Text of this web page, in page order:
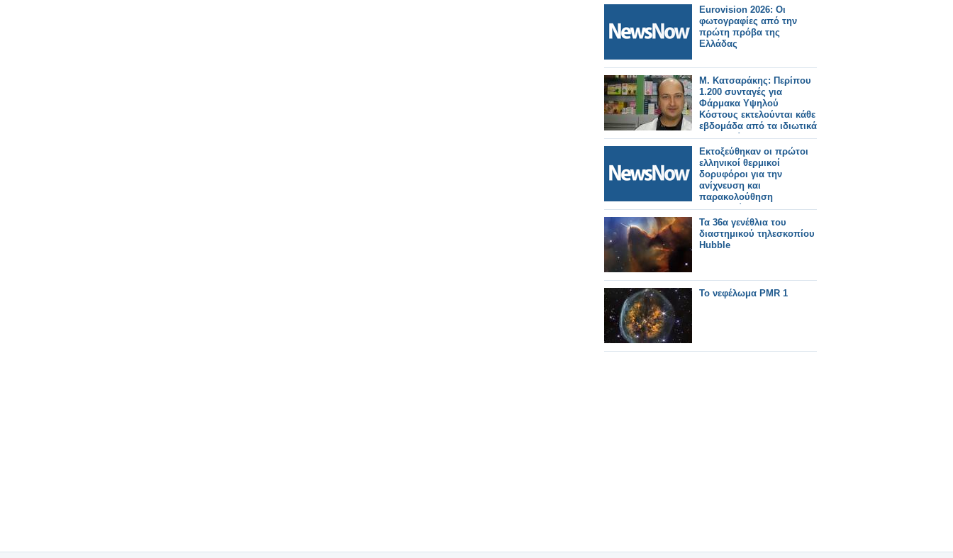
Eurovision 2026: Οι
φωτογραφίες από την
πρώτη πρόβα της
Ελλάδας
Μ. Κατσαράκης: Περίπου
1.200 συνταγές για
Φάρμακα Υψηλού
Κόστους εκτελούνται κάθε
εβδομάδα από τα ιδιωτικά
φαρμακεία
Εκτοξεύθηκαν οι πρώτοι
ελληνικοί θερμικοί
δορυφόροι για την
ανίχνευση και
παρακολούθηση
πυρκαγιών
Τα 36α γενέθλια του
διαστημικού τηλεσκοπίου
Hubble
Το νεφέλωμα PMR 1